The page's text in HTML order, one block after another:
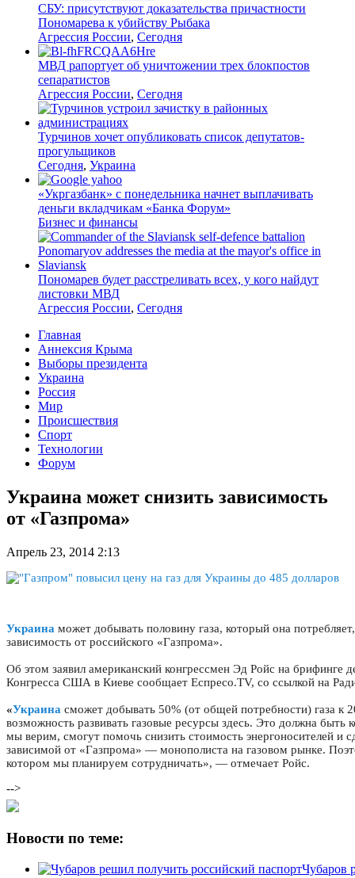
СБУ: присутствуют доказательства причастности
Пономарева к убийству Рыбака
Агрессия России, Сегодня
МВД рапортует об уничтожении трех блокпостов
сепаратистов
Агрессия России, Сегодня
Турчинов хочет опубликовать список депутатов-
прогульщиков
Сегодня, Украина
«Укргазбанк» с понедельника начнет выплачивать
деньги вкладчикам «Банка Форум»
Бизнес и финансы
Пономарев будет расстреливать всех, у кого найдут
листовки МВД
Агрессия России, Сегодня
Главная
Аннексия Крыма
Выборы президента
Украина
Россия
Мир
Происшествия
Спорт
Технологии
Форум
Украина может снизить зависимость
от «Газпрома»
Апрель 23, 2014 2:13
Украина может добывать половину газа, который она
зависимость от российского «Газпрома».
Об этом заявил американский конгрессмен Эд Ройс на брифинге
Конгресса США в Киеве сообщает Еспресо.TV, со ссылкой на
«Украина сможет добывать 50% (от общей потребности) газа к
возможность развивать газовые ресурсы здесь. Это должна быть
мы верим, смогут помочь снизить стоимость энергоносителей и
зависимой от «Газпрома» — монополиста на газовом рынке.
котором мы планируем сотрудничать», — отмечает Ройс.
-->
Новости по теме:
Чубаров